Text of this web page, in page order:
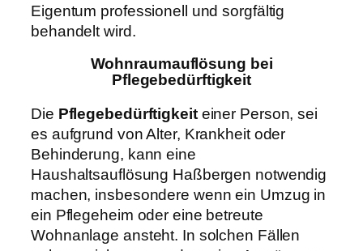
Eigentum professionell und sorgfältig
behandelt wird.
Wohnraumauflösung bei
Pflegebedürftigkeit
Die Pflegebedürftigkeiteiner Person, sei
es aufgrund von Alter, Krankheit oder
Behinderung, kann eine
Haushaltsauflösung Haßbergen notwendig
machen, insbesondere wenn ein Umzug in
ein Pflegeheim oder eine betreute
Wohnanlage ansteht. In solchen Fällen